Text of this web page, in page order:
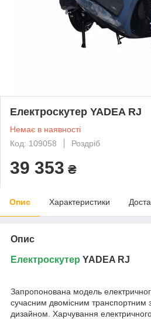
Електроскутер YADEA RJ
Немає в наявності
Код: 109058
Роздріб
39 353 ₴
Опис Характеристики
Опис
Електроскутер YADEA RJ
Запропонована модель
сучасним двомісним транспортним
дизайном. Харчування